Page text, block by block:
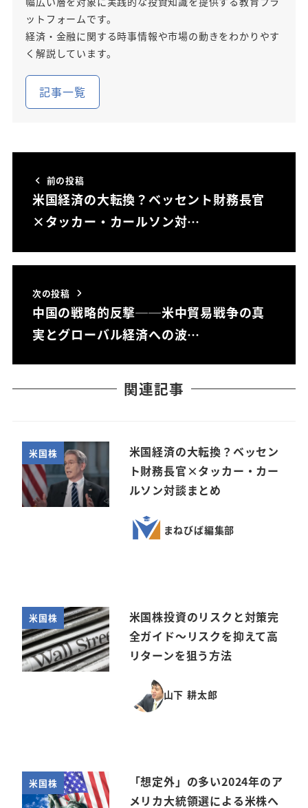
ットフォームです。
経済・金融に関する時事情報や市場の動きをわかりやす
く解説しています。
記事一覧
前の投稿
米国経済の大転換？ベッセント財務長官
×タッカー・カールソン対…
次の投稿
中国の戦略的反撃──米中貿易戦争の真
実とグローバル経済への波…
関連記事
米国株
米国経済の大転換？ベッセン
ト財務長官×タッカー・カー
ルソン対談まとめ
まねびば編集部
米国株
米国株投資のリスクと対策完
全ガイド～リスクを抑えて高
リターンを狙う方法
山下 耕太郎
米国株
「想定外」の多い2024年のア
メリカ大統領選による米株へ